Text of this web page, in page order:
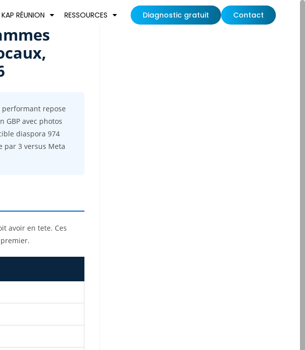
KAP RÉUNION RESSOURCES Diagnostic gratuit Contact
performant repose
avec photos
diaspora 974
par 3 versus Meta
avoir en tete. Ces